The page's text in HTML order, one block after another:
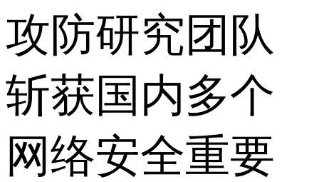
攻防研究团队
斩获国内多个
网络安全重要